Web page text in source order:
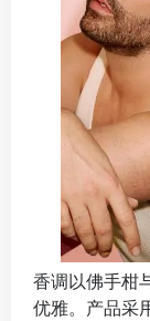
香调以佛手柑
优雅。产品采